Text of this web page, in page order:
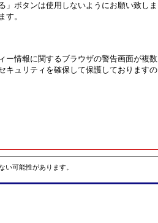
」ボタンは使用しないようにお願い致しま
す。
ー情報に関するブラウザの警告画面が複数
キュリティを確保して保護しておりますの
い可能性があります。